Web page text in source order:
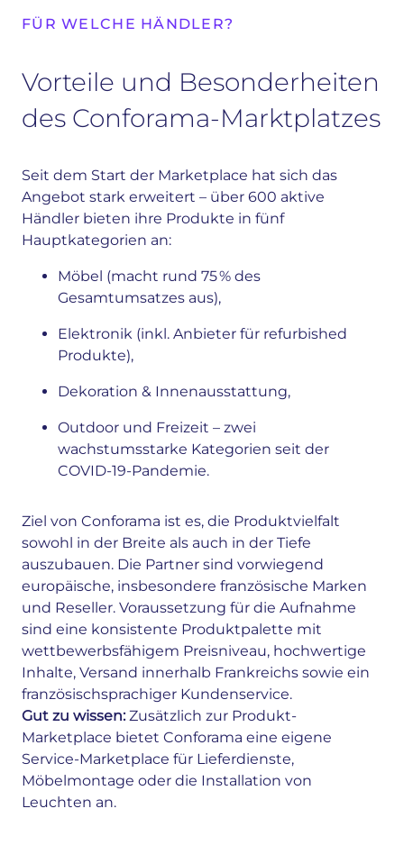
FÜR WELCHE HÄNDLER?
Vorteile und Besonderheiten
des Conforama-Marktplatzes
Seit dem Start der Marketplace hat sich das
Angebot stark erweitert – über 600 aktive
Händler bieten ihre Produkte in fünf
Hauptkategorien an:
Möbel (macht rund 75 % des
Gesamtumsatzes aus),
Elektronik (inkl. Anbieter für refurbished
Produkte),
Dekoration & Innenausstattung,
Outdoor und Freizeit – zwei
wachstumsstarke Kategorien seit der
COVID-19-Pandemie.
Ziel von Conforama ist es, die Produktvielfalt
sowohl in der Breite als auch in der Tiefe
auszubauen. Die Partner sind vorwiegend
europäische, insbesondere französische Marken
und Reseller. Voraussetzung für die Aufnahme
sind eine konsistente Produktpalette mit
wettbewerbsfähigem Preisniveau, hochwertige
Inhalte, Versand innerhalb Frankreichs sowie ein
französischsprachiger Kundenservice.
Gut zu wissen:Zusätzlich zur Produkt-
Marketplace bietet Conforama eine eigene
Service-Marketplace für Lieferdienste,
Möbelmontage oder die Installation von
Leuchten an.